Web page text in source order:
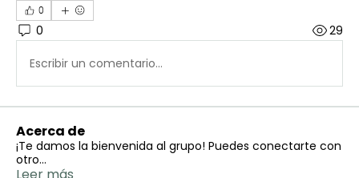
0
0 29
Escribir un comentario...
Acerca de
¡Te damos la bienvenida al grupo! Puedes conectarte con
otro...